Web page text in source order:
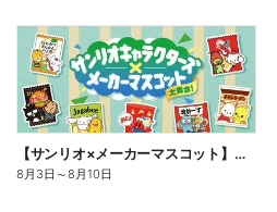
【サンリオ×メーカーマスコット】オリジナルグッズ貰える!
8月3日 ～8月10日